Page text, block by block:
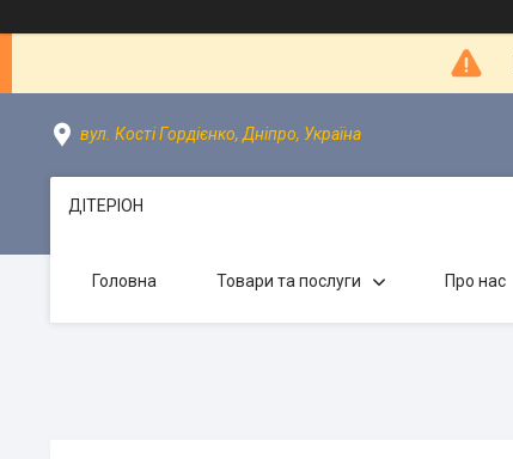
вул. Кості Гордієнко, Дніпро, Україна
ДІТЕРІОН
Головна Товари та послуги Про нас